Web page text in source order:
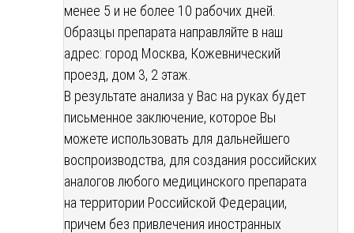
менее 5 и не более 10 рабочих дней.
Образцы препарата направляйте в наш
адрес: город Москва, Кожевнический
проезд, дом 3, 2 этаж.
В результате анализа у Вас на руках будет
письменное заключение, которое Вы
можете использовать для дальнейшего
воспроизводства, для создания российских
аналогов любого медицинского препарата
на территории Российской Федерации,
причем без привлечения иностранных